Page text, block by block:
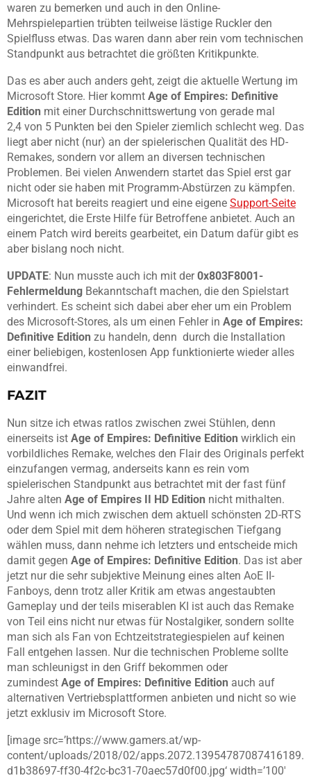
waren zu bemerken und auch in den Online-
Mehrspielepartien trübten teilweise lästige Ruckler den
Spielfluss etwas. Das waren dann aber rein vom technischen
Standpunkt aus betrachtet die größten Kritikpunkte.
Das es aber auch anders geht, zeigt die aktuelle Wertung im
Microsoft Store. Hier kommt Age of Empires: Definitive
Edition mit einer Durchschnittswertung von gerade mal
2,4 von 5 Punkten bei den Spieler ziemlich schlecht weg. Das
liegt aber nicht (nur) an der spielerischen Qualität des HD-
Remakes, sondern vor allem an diversen technischen
Problemen. Bei vielen Anwendern startet das Spiel erst gar
nicht oder sie haben mit Programm-Abstürzen zu kämpfen.
Microsoft hat bereits reagiert und eine eigene Support-Seite
eingerichtet, die Erste Hilfe für Betroffene anbietet. Auch an
einem Patch wird bereits gearbeitet, ein Datum dafür gibt es
aber bislang noch nicht.
UPDATE: Nun musste auch ich mit der0x803F8001-
Fehlermeldung Bekanntschaft machen, die den Spielstart
verhindert. Es scheint sich dabei aber eher um ein Problem
des Microsoft-Stores, als um einen Fehler in Age of Empires:
Definitive Edition zu handeln, denn durch die Installation
einer beliebigen, kostenlosen App funktionierte wieder alles
einwandfrei.
FAZIT
Nun sitze ich etwas ratlos zwischen zwei Stühlen, denn
einerseits ist Age of Empires: Definitive Edition wirklich ein
vorbildliches Remake, welches den Flair des Originals perfekt
einzufangen vermag, anderseits kann es rein vom
spielerischen Standpunkt aus betrachtet mit der fast fünf
Jahre alten Age of Empires II HD Edition nicht mithalten.
Und wenn ich mich zwischen dem aktuell schönsten 2D-RTS
oder dem Spiel mit dem höheren strategischen Tiefgang
wählen muss, dann nehme ich letzters und entscheide mich
damit gegen Age of Empires: Definitive Edition. Das ist aber
jetzt nur die sehr subjektive Meinung eines alten AoE II-
Fanboys, denn trotz aller Kritik am etwas angestaubten
Gameplay und der teils miserablen KI ist auch das Remake
von Teil eins nicht nur etwas für Nostalgiker, sondern sollte
man sich als Fan von Echtzeitstrategiespielen auf keinen
Fall entgehen lassen. Nur die technischen Probleme sollte
man schleunigst in den Griff bekommen oder
zumindest Age of Empires: Definitive Edition auch auf
alternativen Vertriebsplattformen anbieten und nicht so wie
jetzt exklusiv im Microsoft Store.
[image src=’https://www.gamers.at/wp-
content/uploads/2018/02/apps.2072.13954787087416189.
d1b38697-ff30-4f2c-bc31-70aec57d0f00.jpg‘ width=’100′